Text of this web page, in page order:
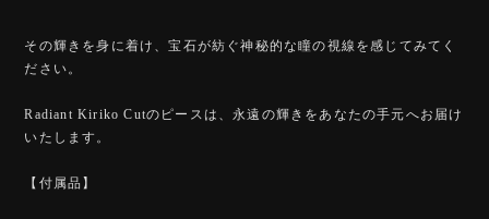
その輝きを身に着け、宝石が紡ぐ神秘的な瞳の視線を感じてみてく
ださい。
Radiant Kiriko Cutのピースは、永遠の輝きをあなたの手元へお届け
いたします。
【付属品】